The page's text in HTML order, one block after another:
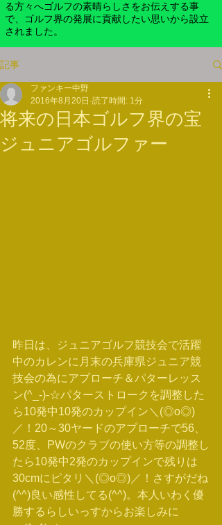
る方々へゴルフの素晴らしさをお伝えする事
で、ゴルフ界の発展に貢献したい思いから設立
されました。
記事
将来の日本ゴルフ界の宝
ジュニアゴルファー
ファンキー中野
2016年8月20日 読了時間: 1分
昨日は、ジュニアゴルフ競技会で活躍
中のカレンに月末の兵庫県ジュニア競
技会の為にアプローチ＆パターレッス
ン(^_-)-☆パターストロークを調整した
ら10発中10発のカップイン＼(◎o◎)
／！20～30ヤードのアプローチで56、
52度、PWのクラブの使い方等の調整し
たら10発中2発のカップインで残りは
30cmにピタリ＼(◎o◎)／！さすがだね
(^^)良い感性してる(^^)。本人いわく優
勝するらしいっすからお楽しみに